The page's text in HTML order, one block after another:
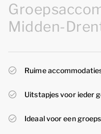
Midden-
Ruime
Uitstapjes voor ieder
Ideaal voor een